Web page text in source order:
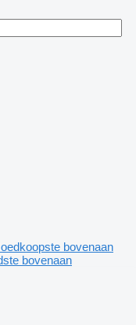
bovenaan
bovenaan